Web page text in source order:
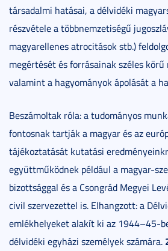
társadalmi hatásai, a délvidéki
részvétele a többnemzetiségű
magyarellenes atrocitások stb.)
megértését és forrásainak széles
valamint a hagyományok ápolását a
Beszámoltak róla: a tudományos
fontosnak tartják a magyar és az
tájékoztatását kutatási
együttműködnek például a magyar-
bizottsággal és a Csongrád Megyei
civil szervezettel is. Elhangzott: a
emlékhelyeket alakít ki az 1944–45-
délvidéki egyházi személyek számára.